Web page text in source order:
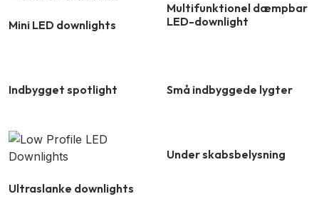
Mini LED downlights
Multifunktionel dæmpbar
LED-downlight
Indbygget spotlight Små indbyggede lygter
Ultraslanke downlights
Under skabsbelysning